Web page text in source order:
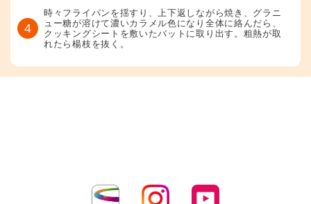
4
時々フライパンを揺すり、上下返しながら焼き、グラニ
ュー糖が溶けて濃いカラメル色になり全体に絡んだら、
クッキングシートを敷いたバットに取り出す。粗熱が取
れたら楊枝を抜く。